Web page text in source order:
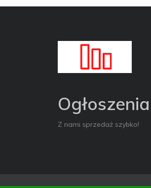
Ogłoszenia
Z nami sprzedaż szybko!